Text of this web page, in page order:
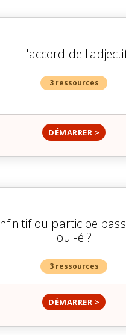
L'accord de
3 ressources
DÉMARRER >
ou participe
ou -é ?
3 ressources
DÉMARRER >